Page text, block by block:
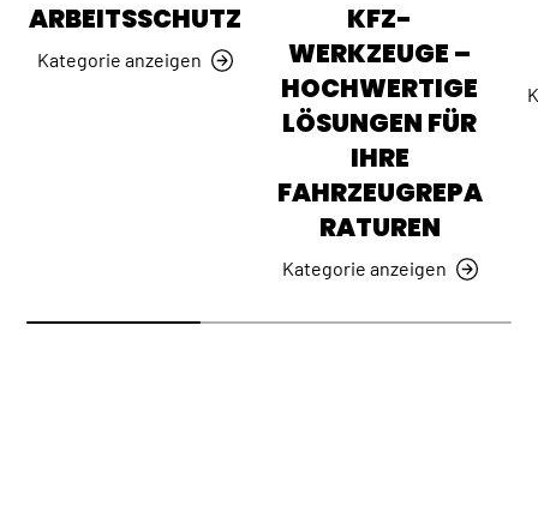
ARBEITSSCHUTZ
Kategorie anzeigen
KFZ-
WERKZEUGE –
HOCHWERTIGE
LÖSUNGEN FÜR
IHRE
FAHRZEUGREPA
RATUREN
Kategorie anzeigen